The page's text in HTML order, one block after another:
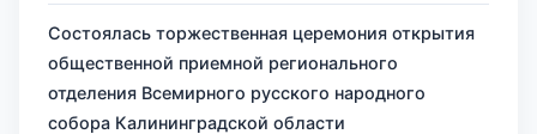
Состоялась торжественная церемония открытия
общественной приемной регионального
отделения Всемирного русского народного
собора Калининградской области